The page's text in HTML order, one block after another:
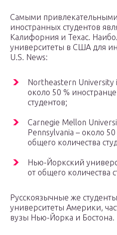
Самыми
иностранных студентов
Калифорния и Техас.
университеты в США для
U.S. News:
Northeastern University
около 50 %
студентов;
Carnegie Mellon
Pennsylvania – около
общего количества
Нью-Йоркский
от общего количества
Русскоязычные же
университеты Америки,
вузы Нью-Йорка и Бостона.